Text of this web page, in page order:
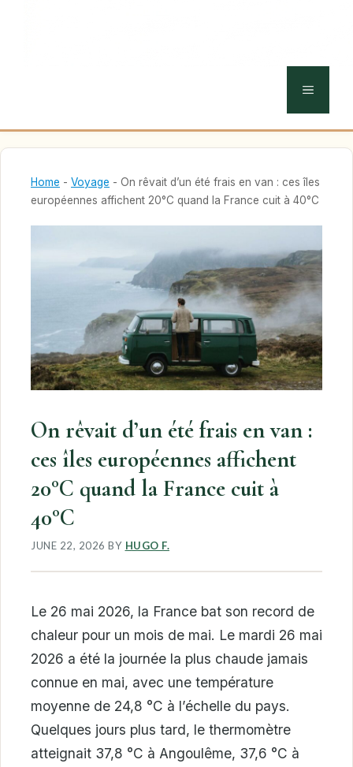
MENU
Home - Voyage - On rêvait d’un été frais en van : ces îles
européennes affichent 20°C quand la France cuit à 40°C
On rêvait d’un été frais en van :
ces îles européennes affichent
20°C quand la France cuit à
40°C
JUNE 22, 2026 BY HUGO F.
Le 26 mai 2026, la France bat son record de
chaleur pour un mois de mai. Le mardi 26 mai
2026 a été la journée la plus chaude jamais
connue en mai, avec une température
moyenne de 24,8 °C à l’échelle du pays.
Quelques jours plus tard, le thermomètre
atteignait 37,8 °C à Angoulême, 37,6 °C à